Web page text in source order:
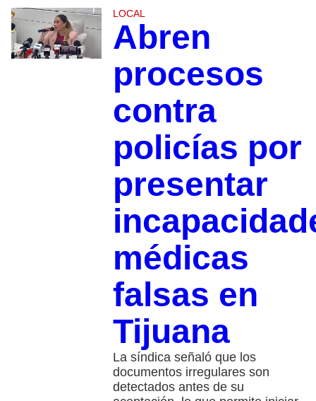
LOCAL
Abren
procesos
contra
policías por
presentar
médicas
falsas en
Tijuana
La síndica señaló que los
documentos irregulares son
detectados antes de su